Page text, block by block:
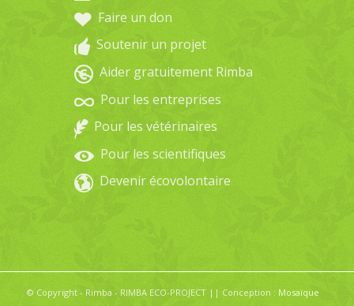
Faire un don
Soutenir un projet
Aider gratuitement Rimba
Pour les entreprises
Pour les vétérinaires
Pour les scientifiques
Devenir écovolontaire
© Copyright - Rimba - RIMBA ECO-PROJECT || Conception : Mosaïque